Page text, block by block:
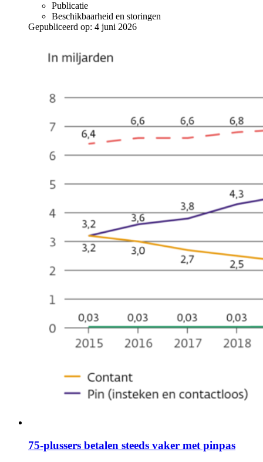
Publicatie
Beschikbaarheid en storingen
Gepubliceerd op: 4 juni 2026
75-plussers betalen steeds vaker met pinpas